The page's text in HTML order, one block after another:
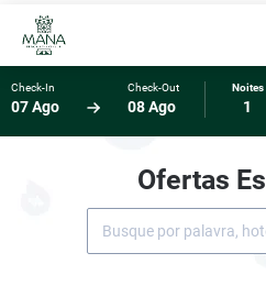
Check-In
07 Ago
Check-Out
08 Ago
Noites
1
Ofertas